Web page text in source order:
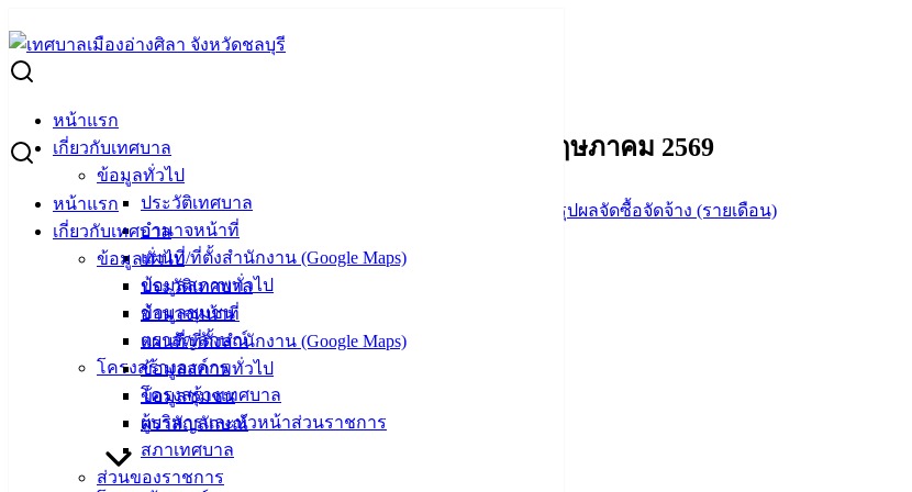
to
content
หน้าแรก
เกี่ยวกับเทศบาล
ข้อมูลทั่วไป
ประวัติเทศบาล
อำนาจหน้าที่
แผนที่/ที่ตั้งสำนักงาน (Google Maps)
ข้อมูลสภาพทั่วไป
ข้อมูลชุมชน
ตราสัญลักษณ์
โครงสร้างองค์กร
โครงสร้างเทศบาล
ผู้บริหารและหัวหน้าส่วนราชการ
สภาเทศบาล
ส่วนของราชการ
หน้าแรก
เกี่ยวกับเทศบาล
ข้อมูลทั่วไป
ประวัติเทศบาล
อำนาจหน้าที่
แผนที่/ที่ตั้งสำนักงาน (Google Maps)
ข้อมูลสภาพทั่วไป
ข้อมูลชุมชน
ตราสัญลักษณ์
Search
for:
สรุปผลการดำเนินการจัดซื้อจัดจ้าง ประจำเดือนพฤษภาคม 2569
มิถุนายน 15, 2026มิถุนายน 16, 2026 สรุปผลจัดซื้อจัดจ้าง (รายเดือน)